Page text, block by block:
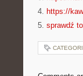
4. https://
5. sprawdź to